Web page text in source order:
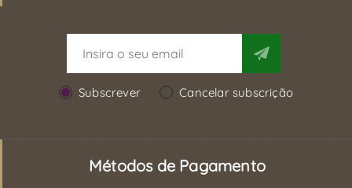
Subscrever Cancelar subscrição
Métodos de Pagamento